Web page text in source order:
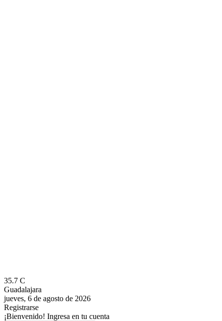
35.7 C
Guadalajara
jueves, 6 de agosto de 2026
Registrarse
¡Bienvenido! Ingresa en tu cuenta